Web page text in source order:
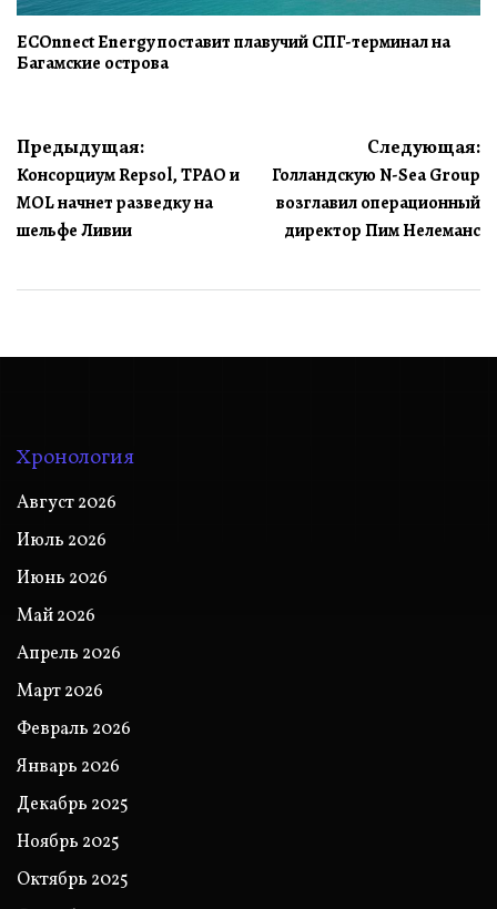
ECOnnect Energy поставит плавучий СПГ-терминал на
Багамские острова
Навигация
по
записям
Предыдущая:
Консорциум Repsol, TPAO и
MOL начнет разведку на
шельфе Ливии
Следующая:
Голландскую N-Sea Group
возглавил операционный
директор Пим Нелеманс
Хронология
Август 2026
Июль 2026
Июнь 2026
Май 2026
Апрель 2026
Март 2026
Февраль 2026
Январь 2026
Декабрь 2025
Ноябрь 2025
Октябрь 2025